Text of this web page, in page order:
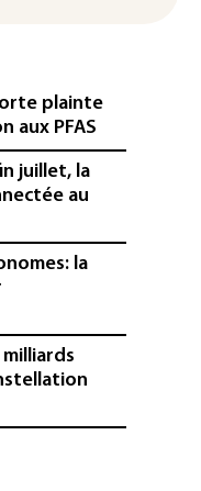
plainte
aux PFAS
juillet, la
au
la